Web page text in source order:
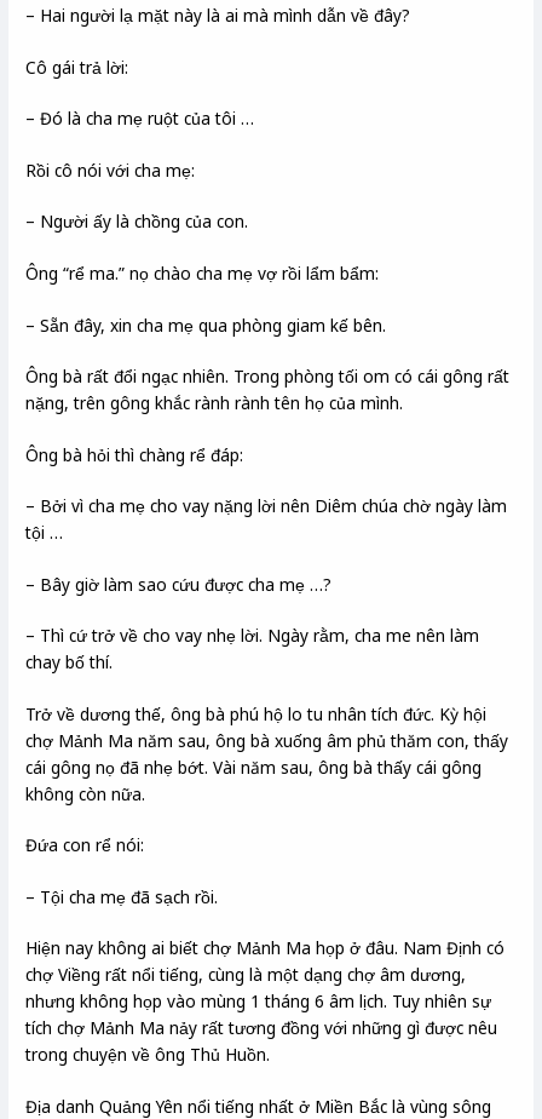
– Hai người lạ mặt này là ai mà mình dẫn về đây?
Cô gái trả lời:
– Đó là cha mẹ ruột của tôi …
Rồi cô nói với cha mẹ:
– Người ấy là chồng của con.
Ông “rể ma.” nọ chào cha mẹ vợ rồi lẩm bẩm:
– Sẵn đây, xin cha mẹ qua phòng giam kế bên.
Ông bà rất đổi ngạc nhiên. Trong phòng tối om có cái gông rất
nặng, trên gông khắc rành rành tên họ của mình.
Ông bà hỏi thì chàng rể đáp:
– Bởi vì cha mẹ cho vay nặng lời nên Diêm chúa chờ ngày làm
tội …
– Bây giờ làm sao cứu được cha mẹ …?
– Thì cứ trở về cho vay nhẹ lời. Ngày rằm, cha me nên làm
chay bố thí.
Trở về dương thế, ông bà phú hộ lo tu nhân tích đức. Kỳ hội
chợ Mảnh Ma năm sau, ông bà xuống âm phủ thăm con, thấy
cái gông nọ đã nhẹ bớt. Vài năm sau, ông bà thấy cái gông
không còn nữa.
Đứa con rể nói:
– Tội cha mẹ đã sạch rồi.
Hiện nay không ai biết chợ Mảnh Ma họp ở đâu. Nam Định có
chợ Viềng rất nổi tiếng, cùng là một dạng chợ âm dương,
nhưng không họp vào mùng 1 tháng 6 âm lịch. Tuy nhiên sự
tích chợ Mảnh Ma nảy rất tương đồng với những gì được nêu
trong chuyện về ông Thủ Huồn.
Địa danh Quảng Yên nổi tiếng nhất ở Miền Bắc là vùng sông